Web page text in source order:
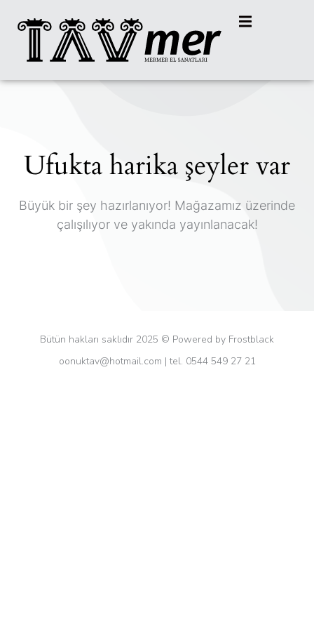
Ufukta harika şeyler var
Büyük bir şey hazırlanıyor! Mağazamız üzerinde
çalışılıyor ve yakında yayınlanacak!
Bütün hakları saklıdır 2025 © Powered by Frostblack
oonuktav@hotmail.com | tel. 0544 549 27 21